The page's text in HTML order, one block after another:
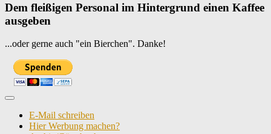
Dem fleißigen Personal im Hintergrund einen Kaffee
ausgeben
...oder gerne auch "ein Bierchen". Danke!
E-Mail schreiben
Hier Werbung machen?